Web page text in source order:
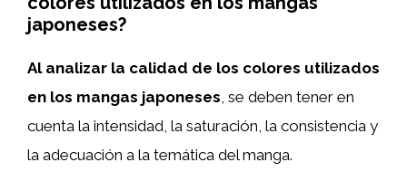
japoneses?
Al analizar la calidad de los colores utilizados
en los mangas japoneses, se deben tener en
cuenta la intensidad, la saturación, la consistencia y
la adecuación a la temática del manga.